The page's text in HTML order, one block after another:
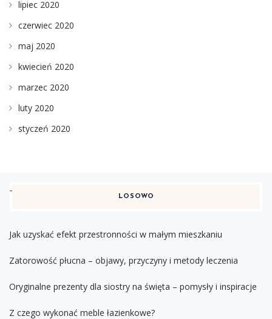
lipiec 2020
czerwiec 2020
maj 2020
kwiecień 2020
marzec 2020
luty 2020
styczeń 2020
LOSOWO
Jak uzyskać efekt przestronności w małym mieszkaniu
Zatorowość płucna – objawy, przyczyny i metody leczenia
Oryginalne prezenty dla siostry na święta – pomysły i inspiracje
Z czego wykonać meble łazienkowe?